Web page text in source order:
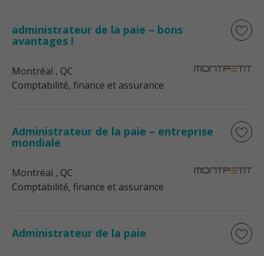
administrateur de la paie – bons
avantages !
Montréal , QC
Comptabilité, finance et assurance
Administrateur de la paie – entreprise
mondiale
Montréal , QC
Comptabilité, finance et assurance
Administrateur de la paie